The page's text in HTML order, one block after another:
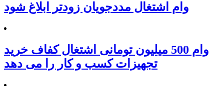
وام اشتغال مددجویان زودتر ابلاغ شود
وام 500 میلیون تومانی اشتغال کفاف خرید
تجهیزات کسب و کار را می دهد